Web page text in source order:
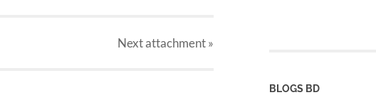
Nextattachment»
BLOGS BD